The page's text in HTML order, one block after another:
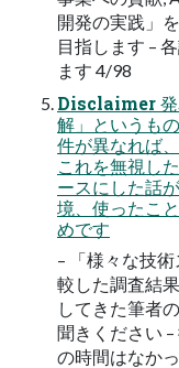
開発の実践」
目指します –
ます 4/98
Disclaimer 発
解」というも
件が異なれば
これを無視し
ースにした話
境、使ったこ
めです
– 「様々な技
較した調査結
してきた筆者
聞きください
の時間はなか